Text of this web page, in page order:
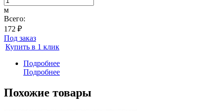
м
Всего:
172 ₽
Под заказ
Купить в 1 клик
Подробнее
Подробнее
Похожие товары